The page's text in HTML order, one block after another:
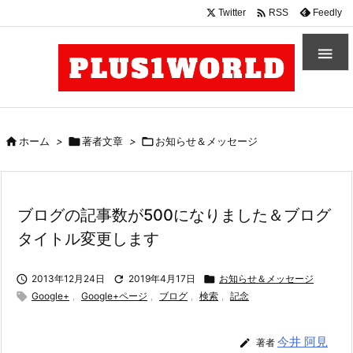

Twitter  RSS Feedly
ホーム > 著者文章 > お知らせ＆メッセージ
ブログの記事数が500になりました＆ブログ
タイトル変更します
 2013年12月24日  2019年4月17日  お知らせ＆メッセージ
 Google+ , Google+ページ , ブログ , 検索 , 記念
 著者 今井 阿見